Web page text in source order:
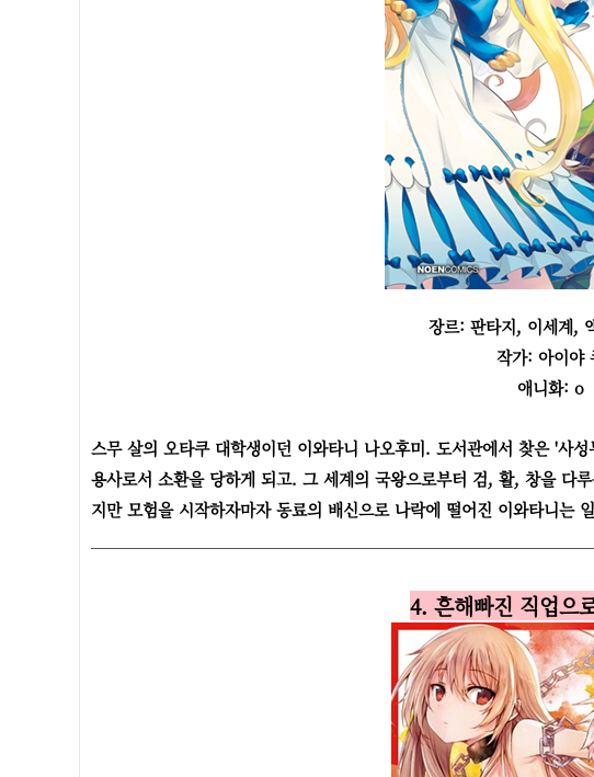
장르: 판타지, 이세계,
작가: 아이야
애니화: o
스무 살의 오타쿠 대학생이던 이와타니 나오후미. 도서관에서 찾은 '사
용사로서 소환을 당하게 되고. 그 세계의 국왕으로부터 검, 활, 창을 다
지만 모험을 시작하자마자 동료의 배신으로 나락에 떨어진 이와타니는
4. 흔해빠진 직업으